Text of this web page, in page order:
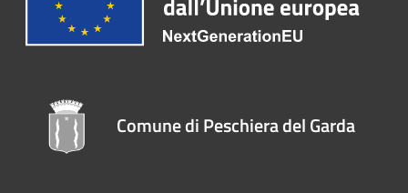
Comune di Peschiera del Garda